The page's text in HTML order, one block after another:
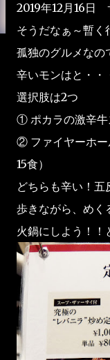
2019年12月16日
そうだなぁ～暫く
孤独のグルメなの
辛いモンはと・・
選択肢は2つ
① ポカラの激辛
② ファイヤーホ
15食）
どちらも辛い！五
歩きながら、めく
火鍋にしよう！！